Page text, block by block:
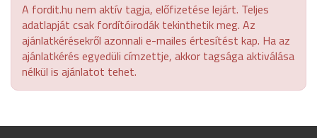
A fordit.hu nem aktív tagja, előfizetése lejárt. Teljes
adatlapját csak fordítóirodák tekinthetik meg. Az
ajánlatkérésekről azonnali e-mailes értesítést kap. Ha az
ajánlatkérés egyedüli címzettje, akkor tagsága aktiválása
nélkül is ajánlatot tehet.